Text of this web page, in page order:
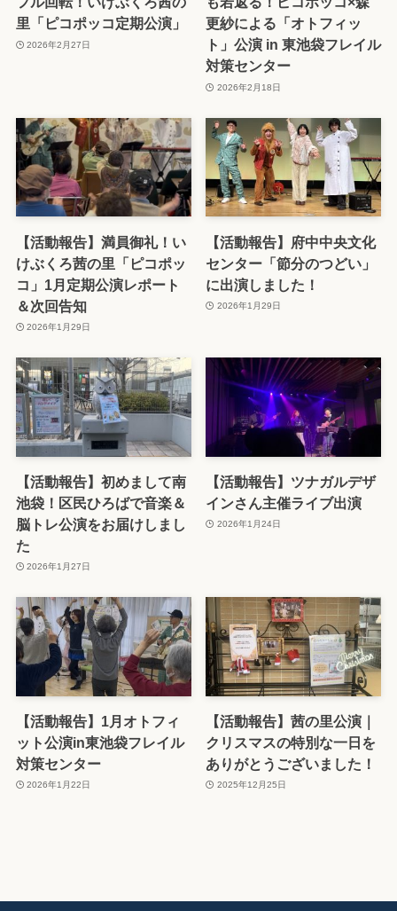
里「ピコポッコ定期公演」
2026年2月27日
更紗による「オトフィッ
ト」公演 in 東池袋フレイル
対策センター
2026年2月18日
【活動報告】満員御礼！い
けぶくろ茜の里「ピコポッ
コ」1月定期公演レポート
＆次回告知
2026年1月29日
【活動報告】府中中央文化
センター「節分のつどい」
に出演しました！
2026年1月29日
【活動報告】初めまして南
池袋！区民ひろばで音楽＆
脳トレ公演をお届けしまし
た
2026年1月27日
【活動報告】ツナガルデザ
インさん主催ライブ出演
2026年1月24日
【活動報告】1月オトフィ
ット公演in東池袋フレイル
対策センター
2026年1月22日
【活動報告】茜の里公演｜
クリスマスの特別な一日を
ありがとうございました！
2025年12月25日